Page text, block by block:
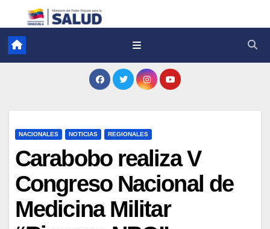
NACIONALES NOTICIAS REGIONALES
Carabobo realiza V
Congreso Nacional de
Medicina Militar